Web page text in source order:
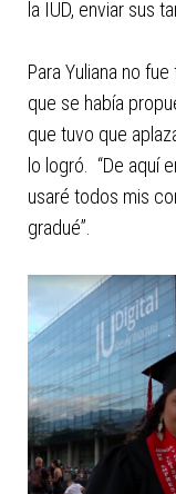
la IUD, enviar sus
Para Yuliana no
que se había
que tuvo que
lo logró. “De aquí
usaré todos mis
gradué”.